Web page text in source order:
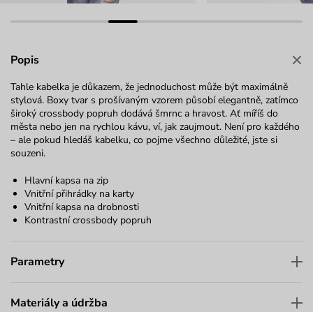
Popis
Tahle kabelka je důkazem, že jednoduchost může být maximálně
stylová. Boxy tvar s prošívaným vzorem působí elegantně, zatímco
široký crossbody popruh dodává šmrnc a hravost. Ať míříš do
města nebo jen na rychlou kávu, ví, jak zaujmout. Není pro každého
– ale pokud hledáš kabelku, co pojme všechno důležité, jste si
souzeni.
Hlavní kapsa na zip
Vnitřní přihrádky na karty
Vnitřní kapsa na drobnosti
Kontrastní crossbody popruh
Parametry
Materiály a údržba